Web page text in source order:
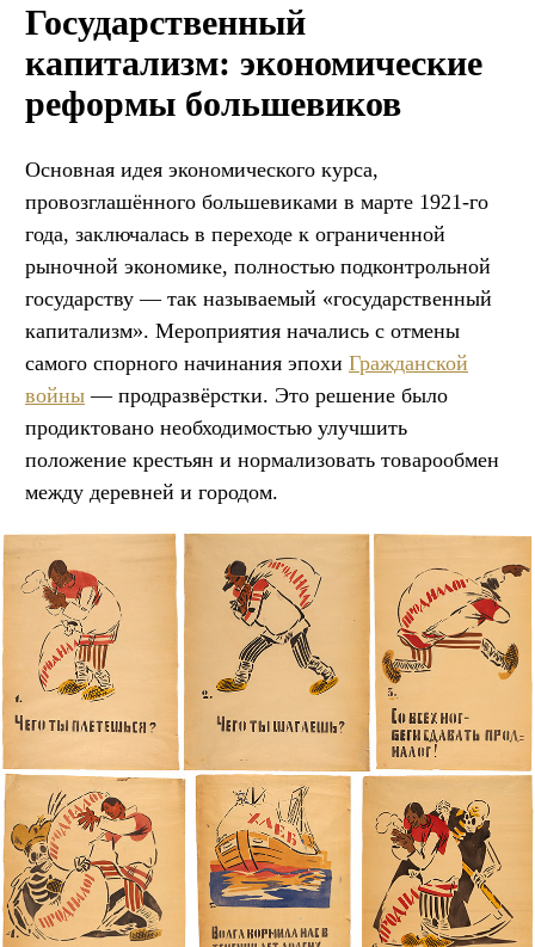
Государственный
капитализм: экономические
реформы большевиков
Основная идея экономического курса,
провозглашённого большевиками в марте 1921-го
года, заключалась в переходе к ограниченной
рыночной экономике, полностью подконтрольной
государству — так называемый «государственный
капитализм». Мероприятия начались с отмены
самого спорного начинания эпохи Гражданской
войны — продразвёрстки. Это решение было
продиктовано необходимостью улучшить
положение крестьян и нормализовать товарообмен
между деревней и городом.